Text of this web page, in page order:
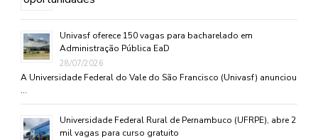
Univasf oferece 150 vagas para bacharelado em
Administração Pública EaD
28/07/2026
A Universidade Federal do Vale do São Francisco (Univasf) anunciou
…
Universidade Federal Rural de Pernambuco (UFRPE), abre 2
mil vagas para curso gratuito